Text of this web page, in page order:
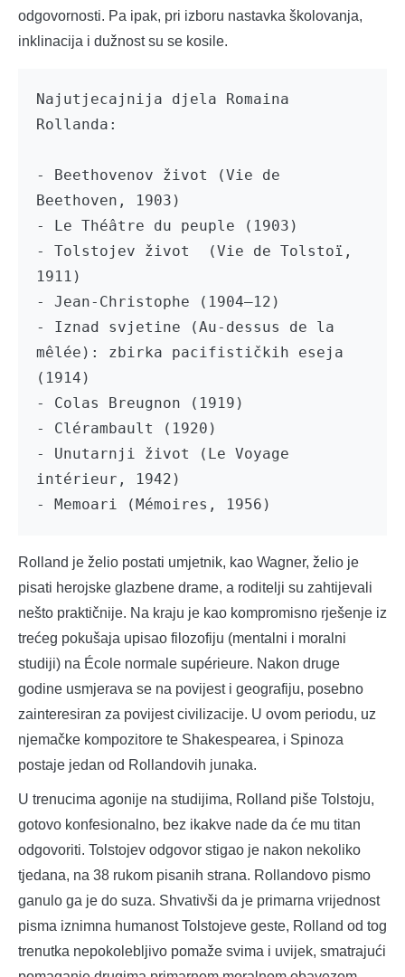
odgovornosti. Pa ipak, pri izboru nastavka školovanja,
inklinacija i dužnost su se kosile.
Najutjecajnija djela Romaina
Rollanda:
- Beethovenov život (Vie de
Beethoven, 1903)
- Le Théâtre du peuple (1903)
- Tolstojev život  (Vie de Tolstoï,
1911)
- Jean-Christophe (1904–12)
- Iznad svjetine (Au-dessus de la
mêlée): zbirka pacifističkih eseja
(1914)
- Colas Breugnon (1919)
- Clérambault (1920)
- Unutarnji život (Le Voyage
intérieur, 1942)
- Memoari (Mémoires, 1956)
Rolland je želio postati umjetnik, kao Wagner, želio je
pisati herojske glazbene drame, a roditelji su zahtijevali
nešto praktičnije. Na kraju je kao kompromisno rješenje iz
trećeg pokušaja upisao filozofiju (mentalni i moralni
studiji) na École normale supérieure. Nakon druge
godine usmjerava se na povijest i geografiju, posebno
zainteresiran za povijest civilizacije. U ovom periodu, uz
njemačke kompozitore te Shakespearea, i Spinoza
postaje jedan od Rollandovih junaka.
U trenucima agonije na studijima, Rolland piše Tolstoju,
gotovo konfesionalno, bez ikakve nade da će mu titan
odgovoriti. Tolstojev odgovor stigao je nakon nekoliko
tjedana, na 38 rukom pisanih strana. Rollandovo pismo
ganulo ga je do suza. Shvativši da je primarna vrijednost
pisma iznimna humanost Tolstojeve geste, Rolland od tog
trenutka nepokolebljivo pomaže svima i uvijek, smatrajući